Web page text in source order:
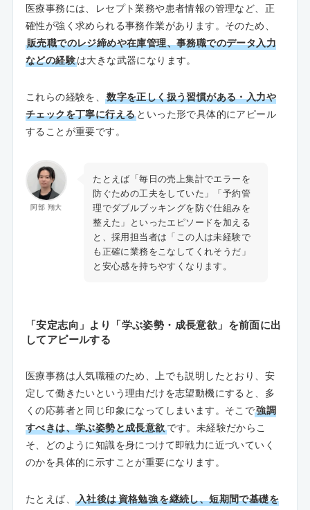
医療事務には、レセプト業務や患者情報の管理など、正
確性が強く求められる事務作業があります。そのため、
販売職でのレジ締めや在庫管理、事務職でのデータ入力
などの経験は大きな武器になります。
これらの経験を、数字を正しく扱う習慣がある・入力や
チェックを丁寧に行える といった形で具体的にアピール
することが重要です。
阿部 翔大
たとえば「毎日の売上集計でエラーを
防ぐための工夫をしていた」「予約管
理でダブルブッキングを防ぐ仕組みを
整えた」といったエピソードを加える
と、採用担当者は「この人は未経験で
も正確に業務をこなしてくれそうだ」
と安心感を持ちやすくなります。
「安定志向」より「学ぶ姿勢・成長意欲」を前面に出
してアピールする
医療事務は人気職種のため、上でも説明したとおり、安
定して働きたいという理由だけを志望動機にすると、多
くの応募者と同じ印象になってしまいます。そこで強調
すべきは、学ぶ姿勢と成長意欲です。未経験だからこ
そ、どのように知識を身につけて即戦力に近づいていく
のかを具体的に示すことが重要になります。
たとえば、 入社後は資格勉強を継続し、短期間で基礎を